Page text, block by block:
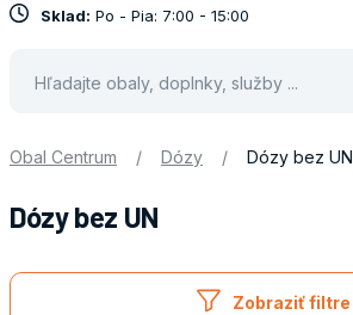
Sklad: Po - Pia: 7:00 - 15:00
Obal Centrum / Dózy / Dózy bez UN
Dózy bez UN
Obaly
Zobraziť filtre